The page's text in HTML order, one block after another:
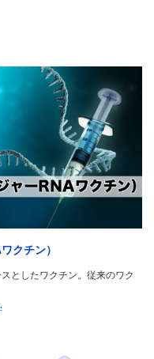
クチン）
としたワクチン。従来のワク